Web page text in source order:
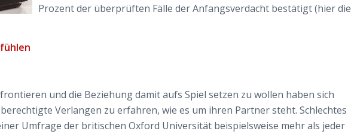
Prozent der überprüften Fälle der Anfangsverdacht bestätigt (hier die
und die Beziehung damit aufs Spiel setzen zu wollen haben sich
Verlangen zu erfahren, wie es um ihren Partner steht. Schlechtes
Umfrage der britischen Oxford Universität beispielsweise mehr als jeder